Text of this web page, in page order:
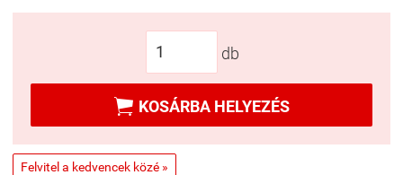
db
 KOSÁRBA HELYEZÉS
Felvitel a kedvencek közé »